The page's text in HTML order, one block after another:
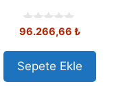
0
u
t
o
96.266,66 ₺
Sepete Ekle